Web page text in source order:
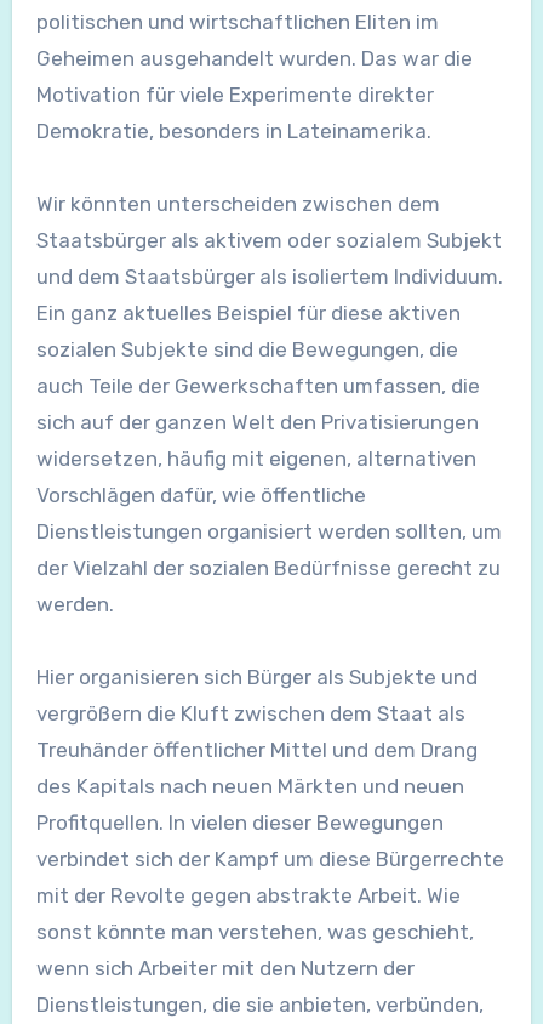
politischen und wirtschaftlichen Eliten im
Geheimen ausgehandelt wurden. Das war die
Motivation für viele Experimente direkter
Demokratie, besonders in Lateinamerika.
Wir könnten unterscheiden zwischen dem
Staatsbürger als aktivem oder sozialem Subjekt
und dem Staatsbürger als isoliertem Individuum.
Ein ganz aktuelles Beispiel für diese aktiven
sozialen Subjekte sind die Bewegungen, die
auch Teile der Gewerkschaften umfassen, die
sich auf der ganzen Welt den Privatisierungen
widersetzen, häufig mit eigenen, alternativen
Vorschlägen dafür, wie öffentliche
Dienstleistungen organisiert werden sollten, um
der Vielzahl der sozialen Bedürfnisse gerecht zu
werden.
Hier organisieren sich Bürger als Subjekte und
vergrößern die Kluft zwischen dem Staat als
Treuhänder öffentlicher Mittel und dem Drang
des Kapitals nach neuen Märkten und neuen
Profitquellen. In vielen dieser Bewegungen
verbindet sich der Kampf um diese Bürgerrechte
mit der Revolte gegen abstrakte Arbeit. Wie
sonst könnte man verstehen, was geschieht,
wenn sich Arbeiter mit den Nutzern der
Dienstleistungen, die sie anbieten, verbünden,